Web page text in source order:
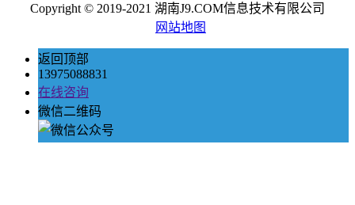
Copyright © 2019-2021 湖南J9.COM信息技术有限公司
网站地图
返回顶部
13975088831
在线咨询
微信二维码